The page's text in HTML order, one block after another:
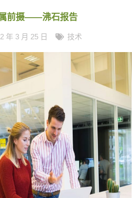
前摄——沸石报告
年 3 月 25 日 技术